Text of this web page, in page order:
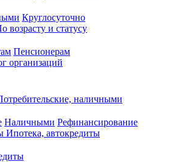
Круглосуточно
возрасту и статусу
Пенсионерам
организаций
наличными
Наличными Рефинансирование
Ипотека, автокредиты